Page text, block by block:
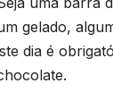
gelado,
dia é